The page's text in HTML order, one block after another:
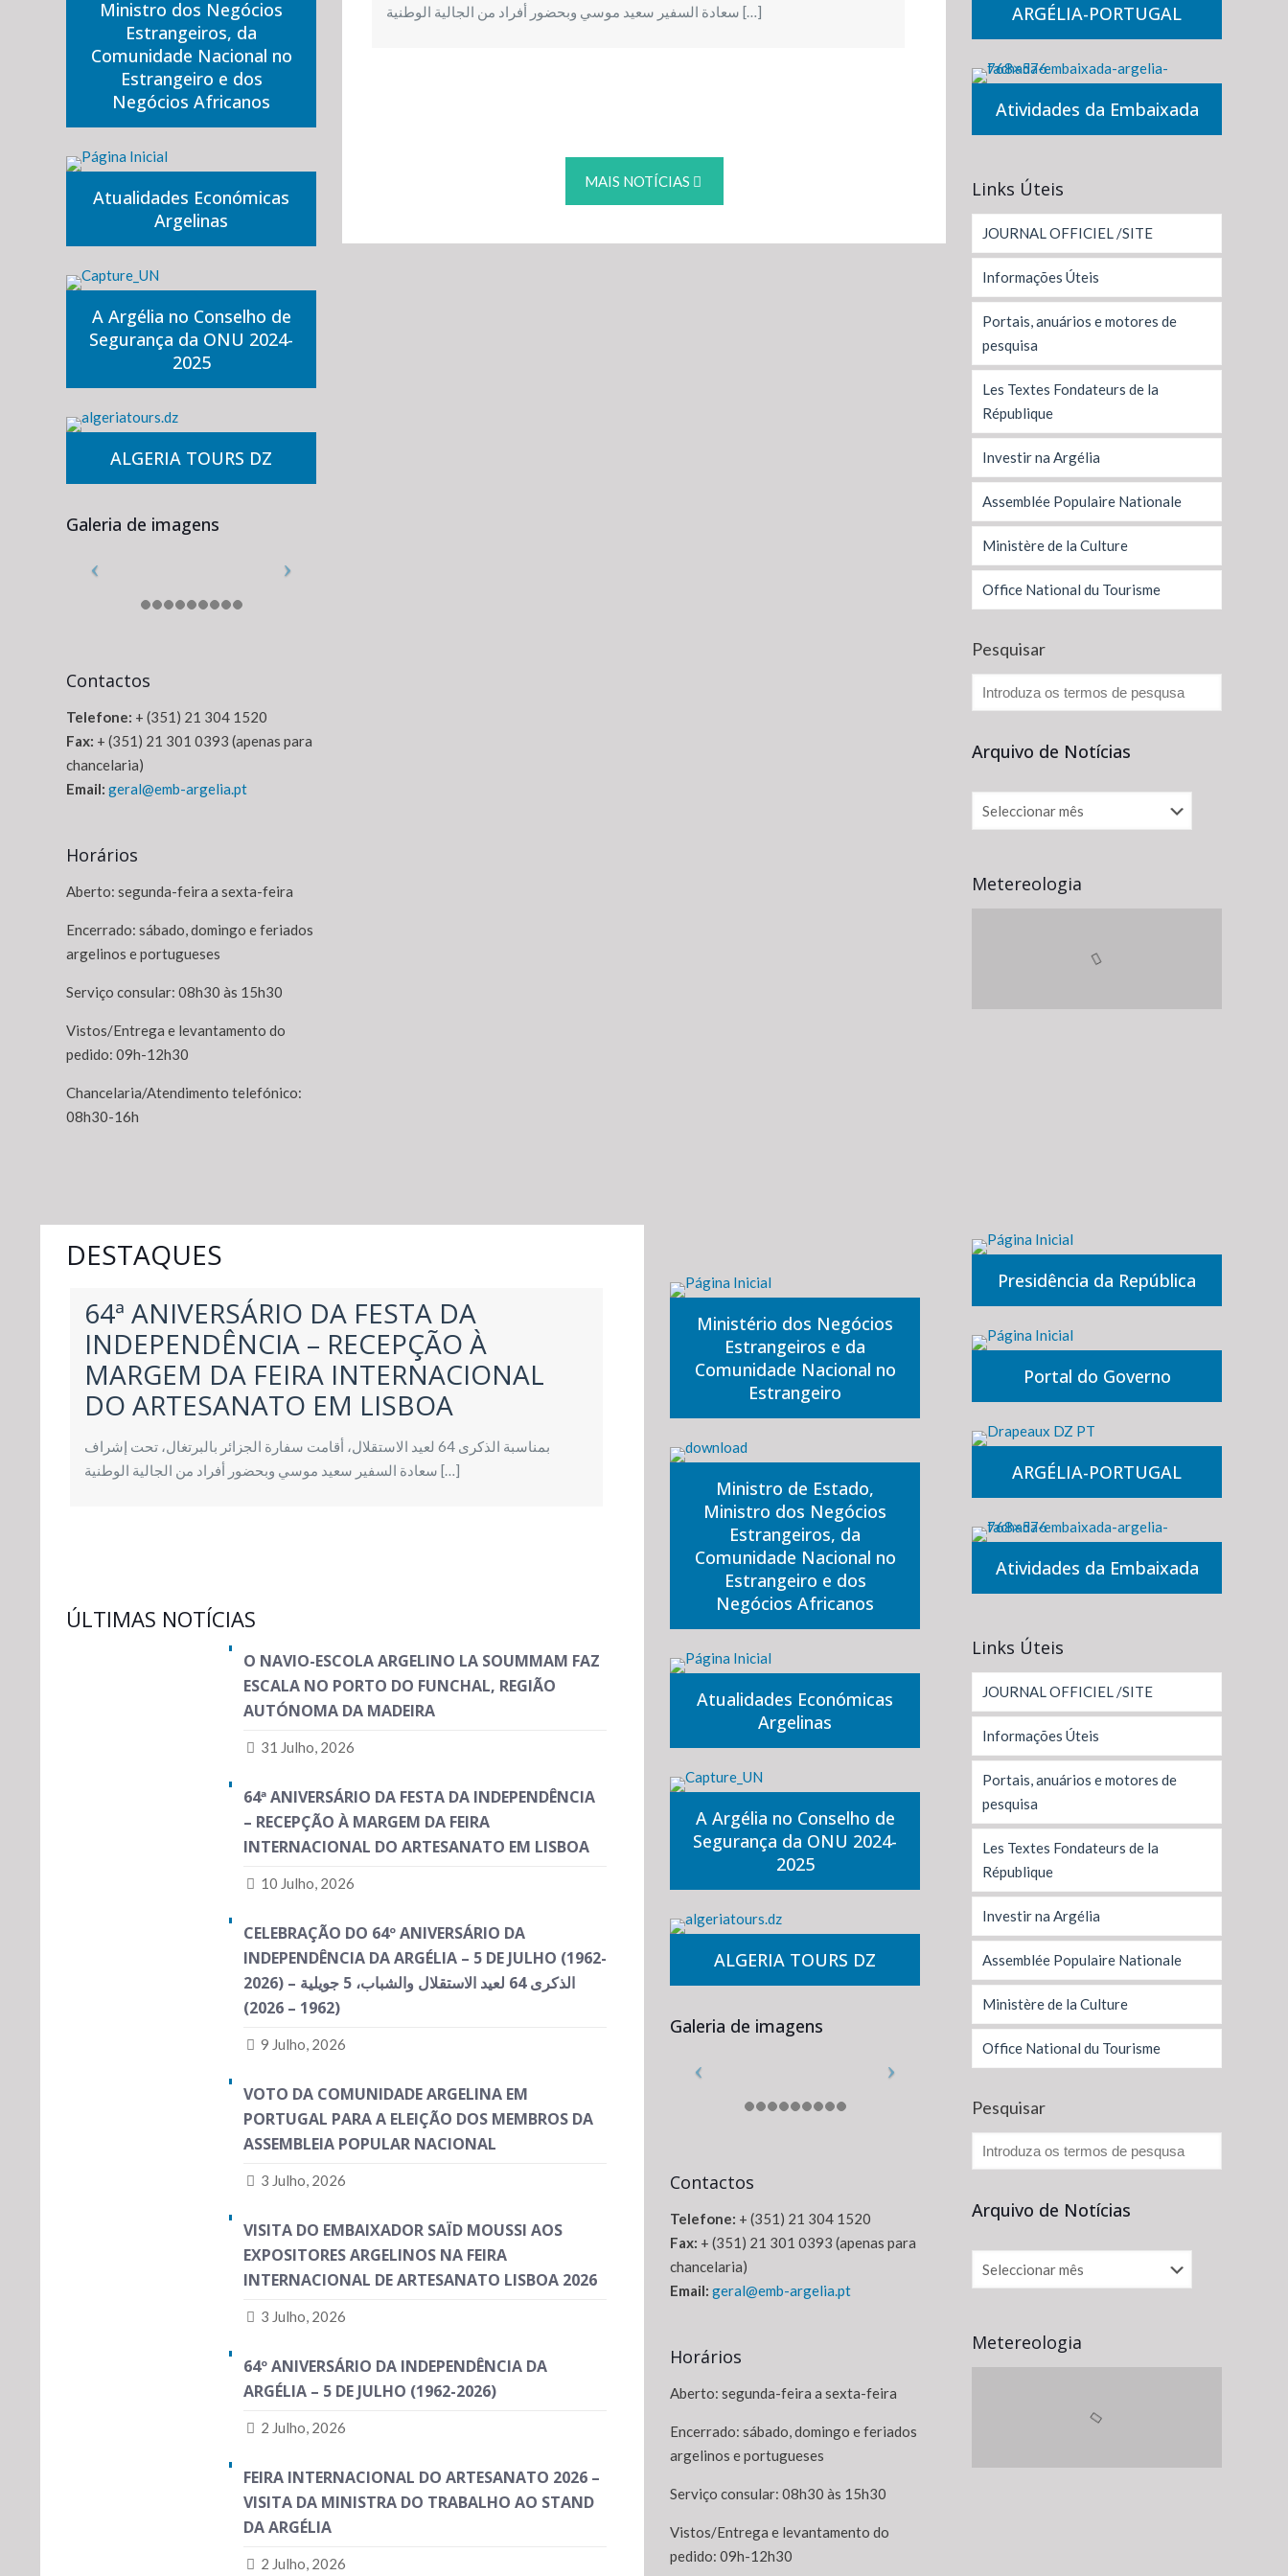
Ministro dos Negócios
Estrangeiros, da
Comunidade Nacional no
Estrangeiro e dos
Negócios Africanos
Atualidades Económicas
Argelinas
A Argélia no Conselho de
Segurança da ONU 2024-
2025
ALGERIA TOURS DZ
Galeria de imagens
Contactos
Telefone: + (351) 21 304 1520
Fax: + (351) 21 301 0393 (apenas para
chancelaria)
Email: geral@emb-argelia.pt
Horários
Aberto: segunda-feira a sexta-feira
Encerrado: sábado, domingo e feriados
argelinos e portugueses
Serviço consular: 08h30 às 15h30
Vistos/Entrega e levantamento do
pedido: 09h-12h30
Chancelaria/Atendimento telefónico:
08h30-16h
سعادة السفير سعيد موسي وبحضور أفراد من الجالية الوطنية […]
MAIS NOTÍCIAS
ARGÉLIA-PORTUGAL
Atividades da Embaixada
Links Úteis
JOURNAL OFFICIEL /SITE
Informações Úteis
Portais, anuários e motores de
pesquisa
Les Textes Fondateurs de la
République
Investir na Argélia
Assemblée Populaire Nationale
Ministère de la Culture
Office National du Tourisme
Pesquisar
Arquivo de Notícias
Metereologia
DESTAQUES
64ª ANIVERSÁRIO DA FESTA DA
INDEPENDÊNCIA – RECEPÇÃO À
MARGEM DA FEIRA INTERNACIONAL
DO ARTESANATO EM LISBOA
بمناسبة الذكرى 64 لعيد الاستقلال، أقامت سفارة الجزائر بالبرتغال، تحت إشراف
سعادة السفير سعيد موسي وبحضور أفراد من الجالية الوطنية […]
ÚLTIMAS NOTÍCIAS
O NAVIO-ESCOLA ARGELINO LA SOUMMAM FAZ
ESCALA NO PORTO DO FUNCHAL, REGIÃO
AUTÓNOMA DA MADEIRA
31 Julho, 2026
64ª ANIVERSÁRIO DA FESTA DA INDEPENDÊNCIA
– RECEPÇÃO À MARGEM DA FEIRA
INTERNACIONAL DO ARTESANATO EM LISBOA
10 Julho, 2026
CELEBRAÇÃO DO 64º ANIVERSÁRIO DA
INDEPENDÊNCIA DA ARGÉLIA – 5 DE JULHO (1962-
2026) – الذكرى 64 لعيد الاستقلال والشباب، 5 جويلية
(1962 – 2026)
9 Julho, 2026
VOTO DA COMUNIDADE ARGELINA EM
PORTUGAL PARA A ELEIÇÃO DOS MEMBROS DA
ASSEMBLEIA POPULAR NACIONAL
3 Julho, 2026
VISITA DO EMBAIXADOR SAÏD MOUSSI AOS
EXPOSITORES ARGELINOS NA FEIRA
INTERNACIONAL DE ARTESANATO LISBOA 2026
3 Julho, 2026
64º ANIVERSÁRIO DA INDEPENDÊNCIA DA
ARGÉLIA – 5 DE JULHO (1962-2026)
2 Julho, 2026
FEIRA INTERNACIONAL DO ARTESANATO 2026 –
VISITA DA MINISTRA DO TRABALHO AO STAND
DA ARGÉLIA
2 Julho, 2026
Ministério dos Negócios
Estrangeiros e da
Comunidade Nacional no
Estrangeiro
Ministro de Estado,
Ministro dos Negócios
Estrangeiros, da
Comunidade Nacional no
Estrangeiro e dos
Negócios Africanos
Atualidades Económicas
Argelinas
A Argélia no Conselho de
Segurança da ONU 2024-
2025
ALGERIA TOURS DZ
Galeria de imagens
Contactos
Telefone: + (351) 21 304 1520
Fax: + (351) 21 301 0393 (apenas para
chancelaria)
Email: geral@emb-argelia.pt
Horários
Aberto: segunda-feira a sexta-feira
Encerrado: sábado, domingo e feriados
argelinos e portugueses
Serviço consular: 08h30 às 15h30
Vistos/Entrega e levantamento do
pedido: 09h-12h30
Presidência da República
Portal do Governo
ARGÉLIA-PORTUGAL
Atividades da Embaixada
Links Úteis
JOURNAL OFFICIEL /SITE
Informações Úteis
Portais, anuários e motores de
pesquisa
Les Textes Fondateurs de la
République
Investir na Argélia
Assemblée Populaire Nationale
Ministère de la Culture
Office National du Tourisme
Pesquisar
Arquivo de Notícias
Metereologia